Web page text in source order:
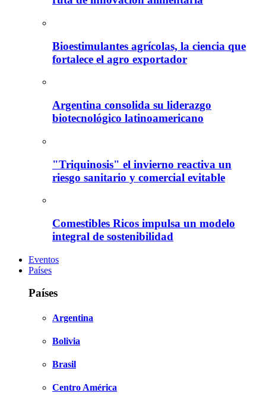
Bioestimulantes agrícolas, la ciencia que
fortalece el agro exportador
Argentina consolida su liderazgo
biotecnológico latinoamericano
"Triquinosis" el invierno reactiva un
riesgo sanitario y comercial evitable
Comestibles Ricos impulsa un modelo
integral de sostenibilidad
Eventos
Países
Países
Argentina
Bolivia
Brasil
Centro América